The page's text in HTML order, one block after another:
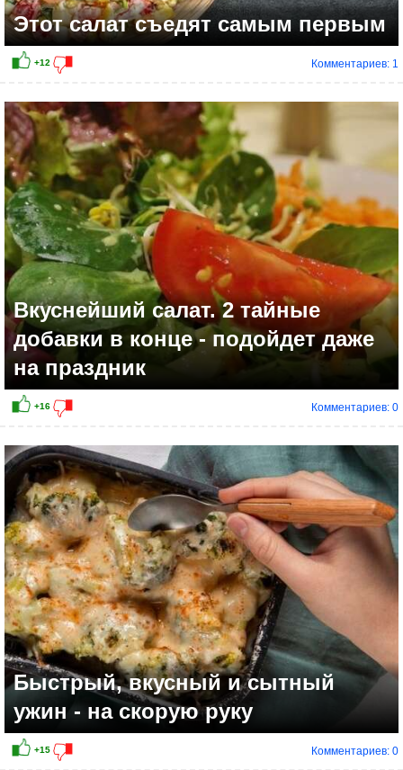
+15
Этот салат съедят самым первым
Комментариев: 1
Вкуснейший салат. 2 тайные
добавки в конце - подойдет даже
на праздник
Комментариев: 0
Быстрый, вкусный и сытный
ужин - на скорую руку
Комментариев: 0